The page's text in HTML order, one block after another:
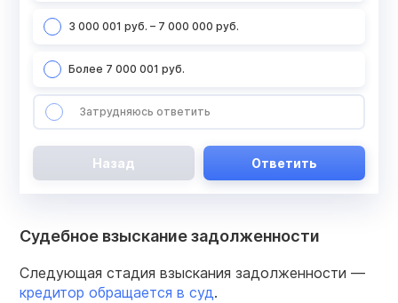
3 000 001 руб. – 7 000 000 руб.
Более 7 000 001 руб.
Затрудняюсь ответить
Назад Ответить
Судебное взыскание задолженности
Следующая стадия взыскания задолженности —
кредитор обращается в суд.